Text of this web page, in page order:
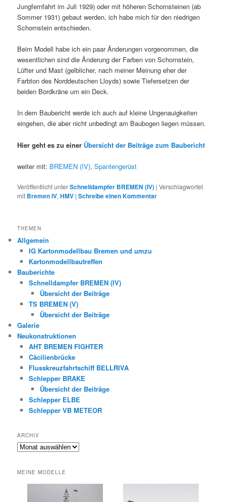
Jungfernfahrt im Juli 1929) oder mit höheren Schornsteinen (ab
Sommer 1931) gebaut werden, ich habe mich für den niedrigen
Schornstein entschieden.
Beim Modell habe ich ein paar Änderungen vorgenommen, die
wesentlichen sind die Änderung der Farben von Schornstein,
Lüfter und Mast (gelblicher, nach meiner Meinung eher der
Farbton des Norddeutschen Lloyds) sowie Tiefersetzen der
beiden Bordkräne um ein Deck.
In dem Baubericht werde ich auch auf kleine Ungenauigkeiten
eingehen, die aber nicht unbedingt am Baubogen liegen müssen.
Hier geht es zu einer Übersicht der Beiträge zum Baubericht
weiter mit: BREMEN (IV), Spantengerüst
Veröffentlicht unterSchnelldampfer BREMEN (IV) |Verschlagwortet
mit Bremen IV,HMV |Schreibe einen Kommentar
THEMEN
Allgemein
IG Kartonmodellbau Bremen und umzu
Kartonmodellbautreffen
Bauberichte
Schnelldampfer BREMEN (IV)
Übersicht der Beiträge
TS BREMEN (V)
Übersicht der Beiträge
Galerie
Neukonstruktionen
AHT BREMEN FIGHTER
Cäcilienbrücke
Flusskreuzfahrtschiff BELLRIVA
Schlepper BRAKE
Übersicht der Beiträge
Schlepper ELBE
Schlepper VB METEOR
ARCHIV
Archiv
MEINE MODELLE